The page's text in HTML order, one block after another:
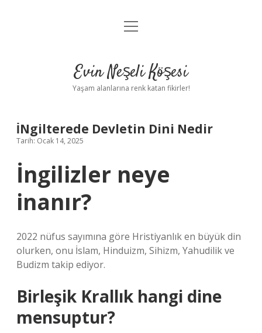
Anasayfa
Yasal Uyarı
menüyü
Evin Neşeli Köşesi
Yaşam alanlarına renk katan fikirler!
İNgilterede Devletin Dini Nedir
Tarih: Ocak 14, 2025
İngilizler neye
inanır?
2022 nüfus sayımına göre Hristiyanlık en büyük din
olurken, onu İslam, Hinduizm, Sihizm, Yahudilik ve
Budizm takip ediyor.
Birleşik Krallık hangi dine
mensuptur?